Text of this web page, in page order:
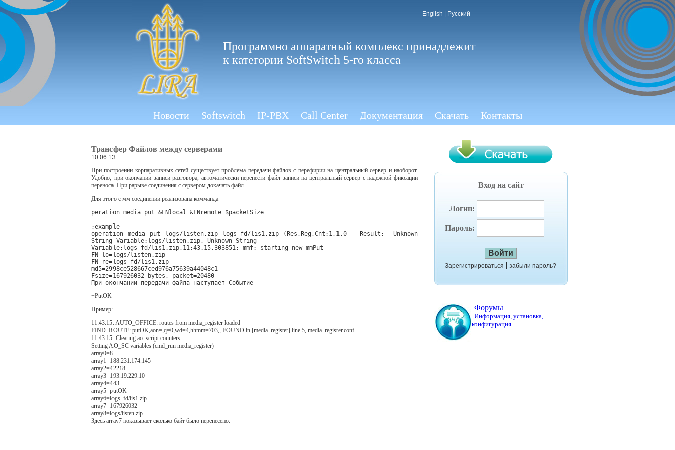
Программно аппаратный комплекс принадлежит
к категории SoftSwitch 5-го класса
Новости Softswitch IP-PBX Call Center Документация Скачать Контакты
Трансфер Файлов между серверами
10.06.13
При построении корпаративных сетей существует проблема передачи файлов с перефирии на центральный сервер и наоборот.
Удобно, при окончании записи разговора, автоматически перенести файл записи на центральный сервер с надежной фиксации
переноса. При рарыве соединения с сервером докачать файл.
Для этого с мм соединении реализована комманда
peration media put &FNlocal &FNremote $packetSize
;example
operation media put logs/listen.zip logs_fd/lis1.zip (Res,Reg,Cnt:1,1,0 - Result:  Unknown
String Variable:logs/listen.zip, Unknown String
Variable:logs_fd/lis1.zip,11:43.15.303851: mmf: starting new mmPut
FN_lo=logs/listen.zip
FN_re=logs_fd/lis1.zip
md5=2998ce528667ced976a75639a44048c1
Fsize=167926032 bytes, packet=20480
+PutOK
Пример:
11:43.15: AUTO_OFFICE: routes from media_register loaded
FIND_ROUTE: putOK,aon=,q=0,wd=4,hhmm=703,, FOUND in [media_register] line 5, media_register.conf
11:43.15: Clearing ao_script counters
Setting AO_SC variables (cmd_run media_register)
array0=8
array1=188.231.174.145
array2=42218
array3=193.19.229.10
array4=443
array5=putOK
array6=logs_fd/lis1.zip
array7=167926032
array8=logs/listen.zip
Здесь array7 показывает сколько байт было перенесено.
Вход на сайт
Логин:
Пароль:
Зарегистрироваться | забыли пароль?
Форумы
Информация, установка,
конфигурация
English Русский